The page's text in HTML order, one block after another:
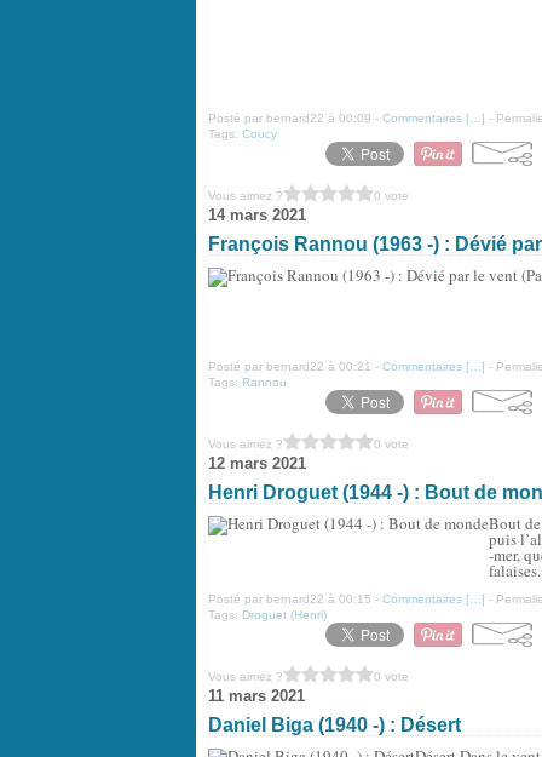
Posté par bernard22 à 00:09 - Commentaires [ ] -
Tags: Coucy
Vous aimez ? 0 vote
14 mars 2021
François Rannou (1963 -) : Dévié
Posté par bernard22 à 00:21 - Commentaires [ ] -
Tags: Rannou
Vous aimez ? 0 vote
12 mars 2021
Henri Droguet (1944 -) : Bout de
Bout
puis
-mer,
Posté par bernard22 à 00:15 - Commentaires [ ] -
Tags: Droguet (Henri)
Vous aimez ? 0 vote
11 mars 2021
Daniel Biga (1940 -) : Désert